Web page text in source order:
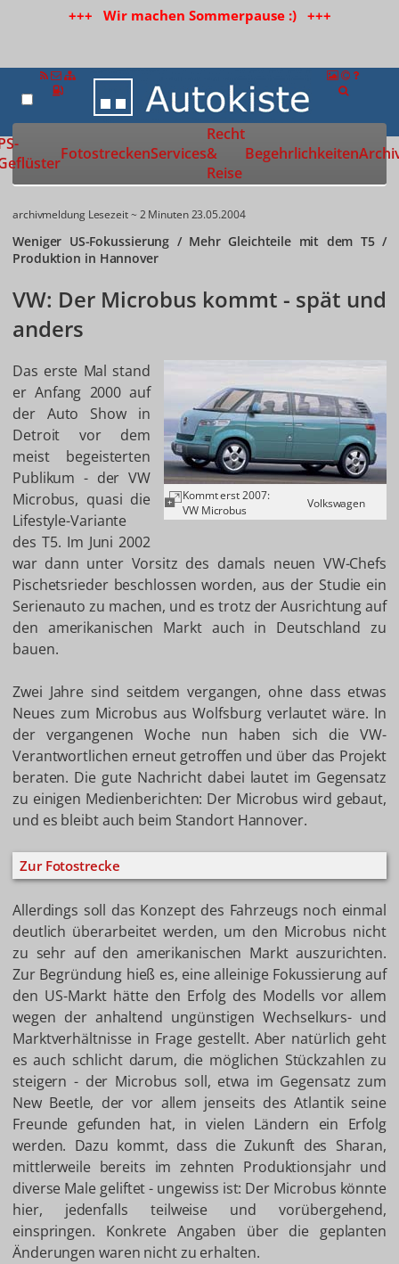
+++ Wir machen Sommerpause :) +++
Zur Startseite
FotostreckenServices
Recht
&
Reise
Begehrlichkeiten
archivmeldung Lesezeit ~ 2 Minuten23.05.2004
Weniger US-Fokussierung / Mehr Gleichteile mit dem T5 /
Produktion in Hannover
VW: Der Microbus kommt - spät und
anders
Kommt erst 2007:
VW Microbus
Volkswagen
Das erste Mal stand
er Anfang 2000 auf
der Auto Show in
Detroit vor dem
meist begeisterten
Publikum - der VW
Microbus, quasi die
Lifestyle-Variante
des T5. Im Juni 2002
war dann unter Vorsitz des damals neuen VW-Chefs
Pischetsrieder beschlossen worden, aus der Studie ein
Serienauto zu machen, und es trotz der Ausrichtung auf
den amerikanischen Markt auch in Deutschland zu
bauen.
Zwei Jahre sind seitdem vergangen, ohne dass etwas
Neues zum Microbus aus Wolfsburg verlautet wäre. In
der vergangenen Woche nun haben sich die VW-
Verantwortlichen erneut getroffen und über das Projekt
beraten. Die gute Nachricht dabei lautet im Gegensatz
zu einigen Medienberichten: Der Microbus wird gebaut,
und es bleibt auch beim Standort Hannover.
Zur Fotostrecke
Allerdings soll das Konzept des Fahrzeugs noch einmal
deutlich überarbeitet werden, um den Microbus nicht
zu sehr auf den amerikanischen Markt auszurichten.
Zur Begründung hieß es, eine alleinige Fokussierung auf
den US-Markt hätte den Erfolg des Modells vor allem
wegen der anhaltend ungünstigen Wechselkurs- und
Marktverhältnisse in Frage gestellt. Aber natürlich geht
es auch schlicht darum, die möglichen Stückzahlen zu
steigern - der Microbus soll, etwa im Gegensatz zum
New Beetle, der vor allem jenseits des Atlantik seine
Freunde gefunden hat, in vielen Ländern ein Erfolg
werden. Dazu kommt, dass die Zukunft des Sharan,
mittlerweile bereits im zehnten Produktionsjahr und
diverse Male geliftet - ungewiss ist: Der Microbus könnte
hier, jedenfalls teilweise und vorübergehend,
einspringen. Konkrete Angaben über die geplanten
Änderungen waren nicht zu erhalten.